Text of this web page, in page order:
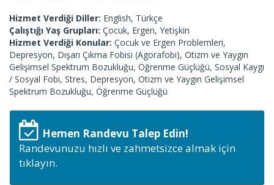
Hizmet Verdiği Diller: English, Türkçe
Çalıştığı Yaş Grupları: Çocuk, Ergen, Yetişkin
Hizmet Verdiği Konular: Çocuk ve Ergen Problemleri,
Depresyon, Dışarı Çıkma Fobisi (Agorafobi), Otizm ve Yaygın
Gelişimsel Spektrum Bozukluğu, Öğrenme Güçlüğü, Sosyal Kaygı
/ Sosyal Fobi, Stres, Depresyon, Otizm ve Yaygın Gelişimsel
Spektrum Bozukluğu, Öğrenme Güçlüğü
Hemen Randevu Talep Edin!
Randevunuzu hızlı ve zahmetsizce almak için
tıklayın.